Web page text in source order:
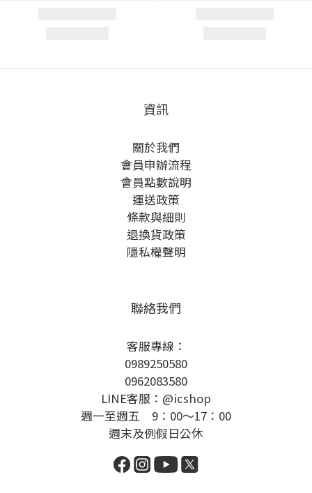
資訊
關於我們
會員申辦流程
會員點數說明
運送政策
條款與細則
退換貨政策
隱私權聲明
聯絡我們
客服專線：
0989250580
0962083580
LINE客服：@icshop
週一至週五 9：00～17：00
週末及例假日公休